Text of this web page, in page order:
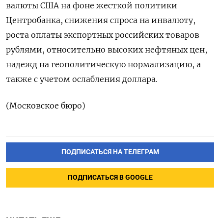
валюты США на фоне жесткой политики
Центробанка, снижения спроса на инвалюту,
роста оплаты экспортных российских товаров
рублями, относительно высоких нефтяных цен,
надежд на геополитическую нормализацию, а
также с учетом ослабления доллара.
(Московское бюро)
ПОДПИСАТЬСЯ НА ТЕЛЕГРАМ
ПОДПИСАТЬСЯ В GOOGLE